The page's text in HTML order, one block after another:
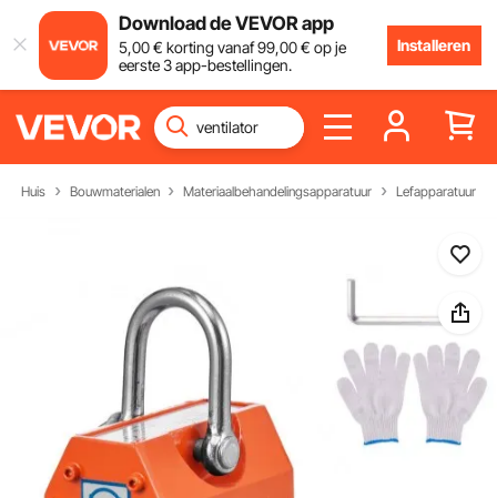
Download de VEVOR app
5,00€ korting vanaf99,00€ op je
eerste 3 app-bestellingen.
Installeren
Huis Bouwmaterialen Materiaalbehandelingsapparatuur Lefapparatuur